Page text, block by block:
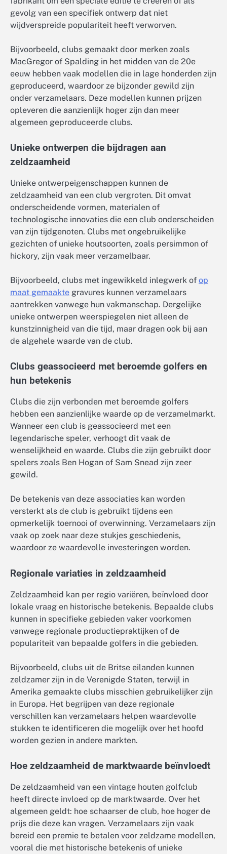
gevolg van een specifiek ontwerp dat niet
wijdverspreide populariteit heeft verworven.
Bijvoorbeeld, clubs gemaakt door merken zoals
MacGregor of Spalding in het midden van de 20e
eeuw hebben vaak modellen die in lage honderden zijn
geproduceerd, waardoor ze bijzonder gewild zijn
onder verzamelaars. Deze modellen kunnen prijzen
opleveren die aanzienlijk hoger zijn dan meer
algemeen geproduceerde clubs.
Unieke ontwerpen die bijdragen aan
zeldzaamheid
Unieke ontwerpeigenschappen kunnen de
zeldzaamheid van een club vergroten. Dit omvat
onderscheidende vormen, materialen of
technologische innovaties die een club onderscheiden
van zijn tijdgenoten. Clubs met ongebruikelijke
gezichten of unieke houtsoorten, zoals persimmon of
hickory, zijn vaak meer verzamelbaar.
Bijvoorbeeld, clubs met ingewikkeld inlegwerk of op
maat gemaakte gravures kunnen verzamelaars
aantrekken vanwege hun vakmanschap. Dergelijke
unieke ontwerpen weerspiegelen niet alleen de
kunstzinnigheid van die tijd, maar dragen ook bij aan
de algehele waarde van de club.
Clubs geassocieerd met beroemde golfers en
hun betekenis
Clubs die zijn verbonden met beroemde golfers
hebben een aanzienlijke waarde op de verzamelmarkt.
Wanneer een club is geassocieerd met een
legendarische speler, verhoogt dit vaak de
wenselijkheid en waarde. Clubs die zijn gebruikt door
spelers zoals Ben Hogan of Sam Snead zijn zeer
gewild.
De betekenis van deze associaties kan worden
versterkt als de club is gebruikt tijdens een
opmerkelijk toernooi of overwinning. Verzamelaars zijn
vaak op zoek naar deze stukjes geschiedenis,
waardoor ze waardevolle investeringen worden.
Regionale variaties in zeldzaamheid
Zeldzaamheid kan per regio variëren, beïnvloed door
lokale vraag en historische betekenis. Bepaalde clubs
kunnen in specifieke gebieden vaker voorkomen
vanwege regionale productiepraktijken of de
populariteit van bepaalde golfers in die gebieden.
Bijvoorbeeld, clubs uit de Britse eilanden kunnen
zeldzamer zijn in de Verenigde Staten, terwijl in
Amerika gemaakte clubs misschien gebruikelijker zijn
in Europa. Het begrijpen van deze regionale
verschillen kan verzamelaars helpen waardevolle
stukken te identificeren die mogelijk over het hoofd
worden gezien in andere markten.
Hoe zeldzaamheid de marktwaarde beïnvloedt
De zeldzaamheid van een vintage houten golfclub
heeft directe invloed op de marktwaarde. Over het
algemeen geldt: hoe schaarser de club, hoe hoger de
prijs die deze kan vragen. Verzamelaars zijn vaak
bereid een premie te betalen voor zeldzame modellen,
vooral die met historische betekenis of unieke